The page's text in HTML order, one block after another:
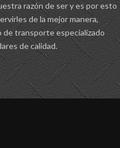
razón de ser y es por esto
de la mejor manera,
transporte especializado
de calidad.